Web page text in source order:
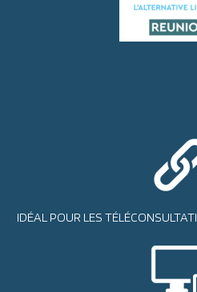
IDÉAL POUR LES